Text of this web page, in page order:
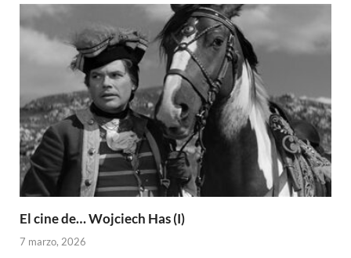
El cine de… Wojciech Has (I)
7 marzo, 2026